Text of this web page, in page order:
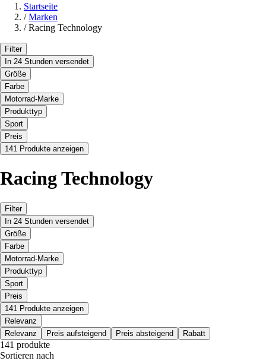
Startseite
/ Marken
/ Racing Technology
Filter
In 24 Stunden versendet
Größe
Farbe
Motorrad-Marke
Produkttyp
Sport
Preis
141 Produkte anzeigen
Racing Technology
Filter
In 24 Stunden versendet
Größe
Farbe
Motorrad-Marke
Produkttyp
Sport
Preis
141 Produkte anzeigen
Relevanz
Relevanz
Preis aufsteigend Preis absteigend Rabatt
141 produkte
Sortieren nach